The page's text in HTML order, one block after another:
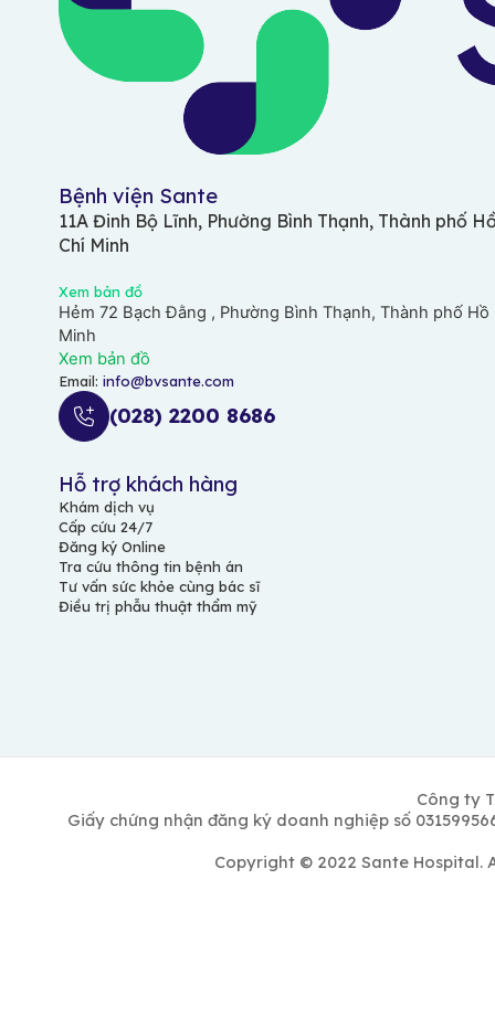
Bệnh viện Sante
11A Đinh Bộ Lĩnh, Phường Bình Thạnh, Thành phố
Chí Minh
Xem bản đồ
Hẻm 72 Bạch Đằng , Phường Bình Thạnh, Thành phố Hồ
Minh
Xem bản đồ
Email: info@bvsante.com
(028) 2200 8686
Hỗ trợ khách hàng
Khám dịch vụ
Cấp cứu 24/7
Đăng ký Online
Tra cứu thông tin bệnh án
Tư vấn sức khỏe cùng bác sĩ
Điều trị phẫu thuật thẩm mỹ
Công ty
Giấy chứng nhận đăng ký doanh nghiệp số
Copyright © 2022 Sante Hospital.